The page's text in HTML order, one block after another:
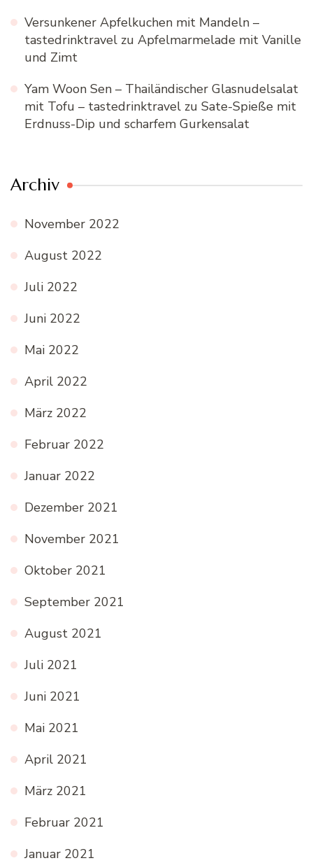
Versunkener Apfelkuchen mit Mandeln –
tastedrinktravel zu Apfelmarmelade mit Vanille
und Zimt
Yam Woon Sen – Thailändischer Glasnudelsalat
mit Tofu – tastedrinktravel zu Sate-Spieße mit
Erdnuss-Dip und scharfem Gurkensalat
Archiv
November 2022
August 2022
Juli 2022
Juni 2022
Mai 2022
April 2022
März 2022
Februar 2022
Januar 2022
Dezember 2021
November 2021
Oktober 2021
September 2021
August 2021
Juli 2021
Juni 2021
Mai 2021
April 2021
März 2021
Februar 2021
Januar 2021